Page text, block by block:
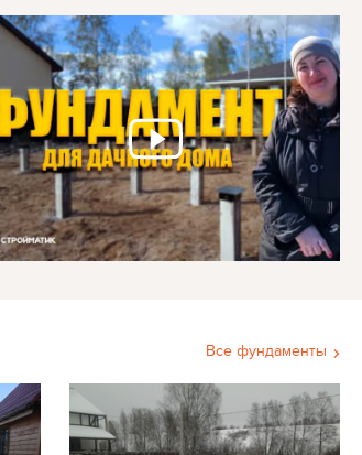
Все фундаменты